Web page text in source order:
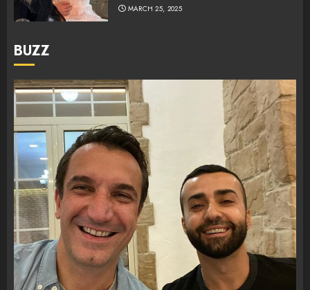
MARCH 25, 2025
BUZZ